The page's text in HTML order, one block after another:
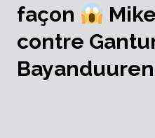
façon
contre
Bayanduuren